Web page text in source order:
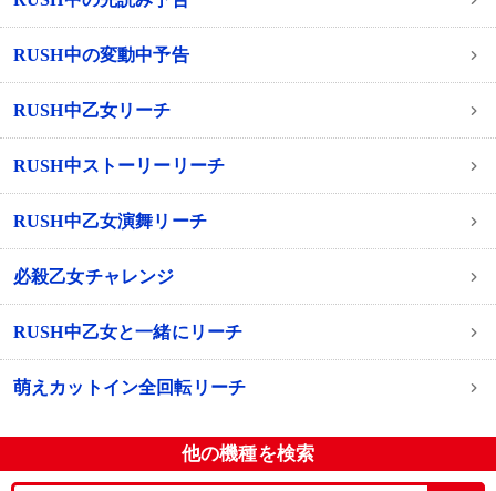
RUSH中の変動中予告
RUSH中乙女リーチ
RUSH中ストーリーリーチ
RUSH中乙女演舞リーチ
必殺乙女チャレンジ
RUSH中乙女と一緒にリーチ
萌えカットイン全回転リーチ
他の機種を検索